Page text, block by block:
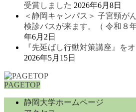
受賞しました 2026年6月8日
＜静岡キャンパス＞ 子宮頸が
検診バスが来ます。（ 令和８
年6月2日
『先延ばし行動対策講座』を
2026年5月15日
PAGETOP
静岡大学ホームページ